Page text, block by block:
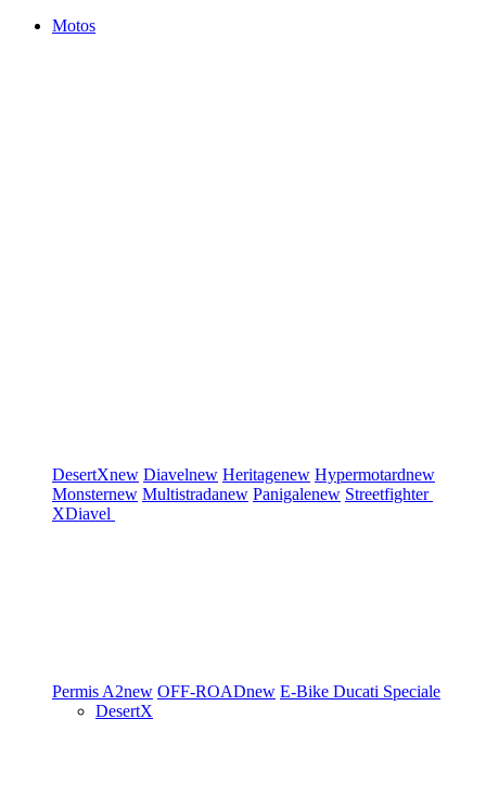
Motos
DesertXnew Diavelnew Heritagenew Hypermotardnew
Monsternew Multistradanew Panigalenew Streetfighter
XDiavel
Permis A2new OFF-ROADnew E-Bike Ducati Speciale
DesertX